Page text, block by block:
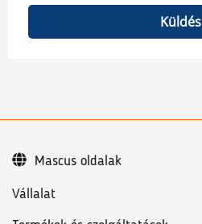
Küldés
Vállalat
Mascus oldalak